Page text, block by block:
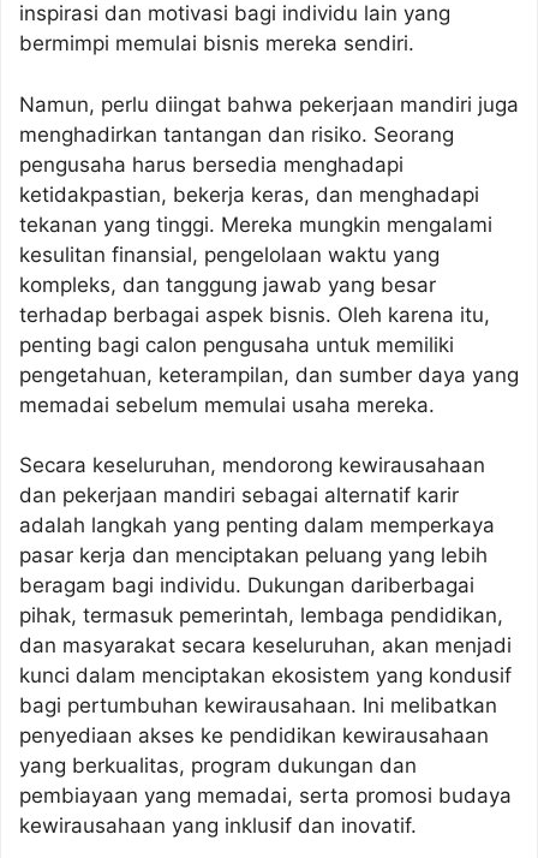
inspirasi dan motivasi bagi individu lain yang
bermimpi memulai bisnis mereka sendiri.
Namun, perlu diingat bahwa pekerjaan mandiri juga
menghadirkan tantangan dan risiko. Seorang
pengusaha harus bersedia menghadapi
ketidakpastian, bekerja keras, dan menghadapi
tekanan yang tinggi. Mereka mungkin mengalami
kesulitan finansial, pengelolaan waktu yang
kompleks, dan tanggung jawab yang besar
terhadap berbagai aspek bisnis. Oleh karena itu,
penting bagi calon pengusaha untuk memiliki
pengetahuan, keterampilan, dan sumber daya yang
memadai sebelum memulai usaha mereka.
Secara keseluruhan, mendorong kewirausahaan
dan pekerjaan mandiri sebagai alternatif karir
adalah langkah yang penting dalam memperkaya
pasar kerja dan menciptakan peluang yang lebih
beragam bagi individu. Dukungan dariberbagai
pihak, termasuk pemerintah, lembaga pendidikan,
dan masyarakat secara keseluruhan, akan menjadi
kunci dalam menciptakan ekosistem yang kondusif
bagi pertumbuhan kewirausahaan. Ini melibatkan
penyediaan akses ke pendidikan kewirausahaan
yang berkualitas, program dukungan dan
pembiayaan yang memadai, serta promosi budaya
kewirausahaan yang inklusif dan inovatif.